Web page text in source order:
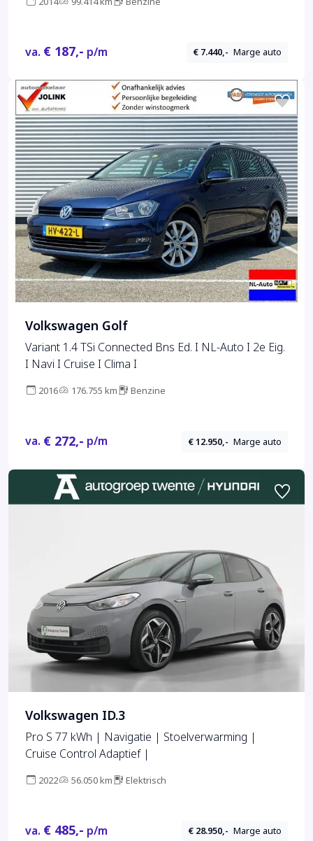
va. € 187,- p/m € 7.440,- Marge auto
Volkswagen Golf
Variant 1.4 TSi Connected Bns Ed. I NL-Auto I 2e Eig.
I Navi I Cruise I Clima I
2016 176.755 km Benzine
va. € 272,- p/m € 12.950,- Marge auto
Volkswagen ID.3
Pro S 77 kWh | Navigatie | Stoelverwarming |
Cruise Control Adaptief |
2022 56.050 km Elektrisch
va. € 485,- p/m € 28.950,- Marge auto